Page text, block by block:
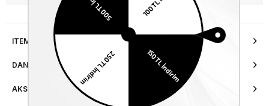
ITEM FEATURES
DANIŞMA HATTI
AKSESUAR ONARIMI